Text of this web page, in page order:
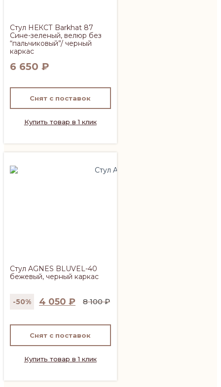
Стул НЕКСТ Barkhat 87
Сине-зеленый, велюр без
“пальчиковый”/ черный
каркас
6 650 ₽
Снят с поставок
Купить товар в 1 клик
Стул AGNES BLUVEL-40
бежевый, черный каркас
8 100₽
Первоначальная
составляла
8
100 ₽.
4 050 ₽
Текущая
050 ₽.
-50%
Снят с поставок
Купить товар в 1 клик